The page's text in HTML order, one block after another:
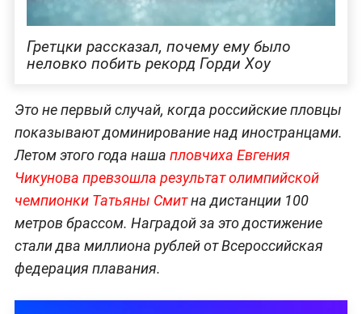
Гретцки рассказал, почему ему было
неловко побить рекорд Горди Хоу
Это не первый случай, когда российские пловцы
показывают доминирование над иностранцами.
Летом этого года наша пловчиха Евгения
Чикунова превзошла результат олимпийской
чемпионки Татьяны Смитна дистанции 100
метров брассом. Наградой за это достижение
стали два миллиона рублей от Всероссийская
федерация плавания.